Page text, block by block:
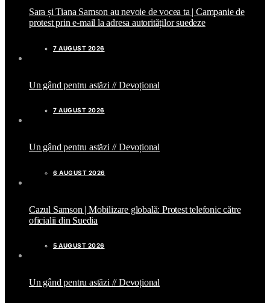
Sara și Tiana Samson au nevoie de vocea ta | Campanie de
protest prin e-mail la adresa autorităților suedeze
7 AUGUST 2026
Un gând pentru astăzi // Devoțional
7 AUGUST 2026
Un gând pentru astăzi // Devoțional
6 AUGUST 2026
Cazul Samson | Mobilizare globală: Protest telefonic către
oficialii din Suedia
5 AUGUST 2026
Un gând pentru astăzi // Devoțional